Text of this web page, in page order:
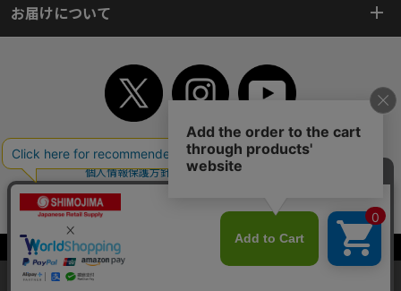
当サイトはクッキー（Cookie）を使用しています。Cookieの使用に同意いた
だける場合は「OK」をクリックしてください。
お届けについて
TOP 初めてご利用のお客様へ ご利用案内
ご利用規約
個人情報保護方針
特定商取引法
よくあるご質問
お問い合わせ
サイトマップ
WEBカタログ 英語版TOP
Copyright© 2018 SHIMOJIMA Co.,Ltd. All Rights Reserved.